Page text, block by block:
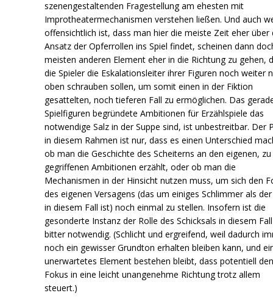
szenengestaltenden Fragestellung am ehesten mit
Improtheatermechanismen verstehen ließen. Und auch
offensichtlich ist, dass man hier die meiste Zeit eher über
Ansatz der Opferrollen ins Spiel findet, scheinen dann
meisten anderen Element eher in die Richtung zu gehen,
die Spieler die Eskalationsleiter ihrer Figuren noch weiter
oben schrauben sollen, um somit einen in der Fiktion
gesattelten, noch tieferen Fall zu ermöglichen. Das
Spielfiguren begründete Ambitionen für Erzählspiele das
notwendige Salz in der Suppe sind, ist unbestreitbar. Der
in diesem Rahmen ist nur, dass es einen Unterschied
ob man die Geschichte des Scheiterns an den eigenen,
gegriffenen Ambitionen erzählt, oder ob man die
Mechanismen in der Hinsicht nutzen muss, um sich den
des eigenen Versagens (das um einiges Schlimmer als
in diesem Fall ist) noch einmal zu stellen. Insofern ist die
gesonderte Instanz der Rolle des Schicksals in diesem Fall
bitter notwendig. (Schlicht und ergreifend, weil dadurch
noch ein gewisser Grundton erhalten bleiben kann, und
unerwartetes Element bestehen bleibt, dass potentiell
Fokus in eine leicht unangenehme Richtung trotz allem
steuert.)